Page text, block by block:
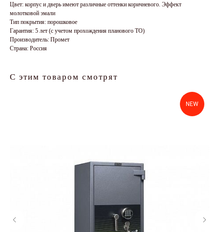
Цвет: корпус и дверь имеют различные оттенки коричневого. Эффект
молотковой эмали
Тип покрытия: порошковое
Гарантия: 5 лет (с учетом прохождения планового ТО)
Производитель: Промет
Страна: Россия
С этим товаром смотрят
NEW